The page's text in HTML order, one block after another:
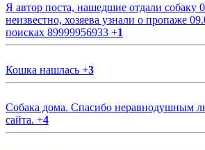
Я автор поста, нашедшие отдали собаку
неизвестно, хозяева узнали о пропаже
поисках 89999956933 +1
Кошка нашлась +3
Собака дома. Спасибо неравнодушным
сайта. +4